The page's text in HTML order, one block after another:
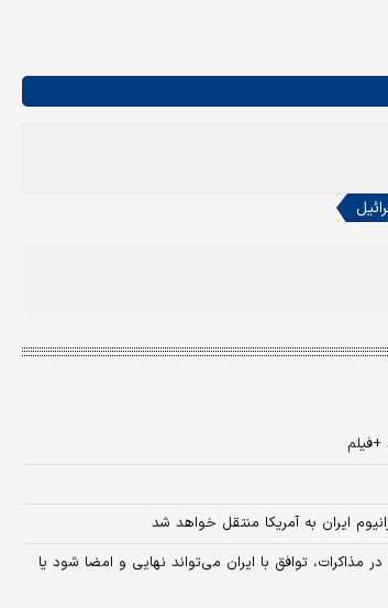
ایران به آمریکا منتقل خواهد شد
مذاکرات، توافق با ایران می‌تواند نهایی و امضا شود یا